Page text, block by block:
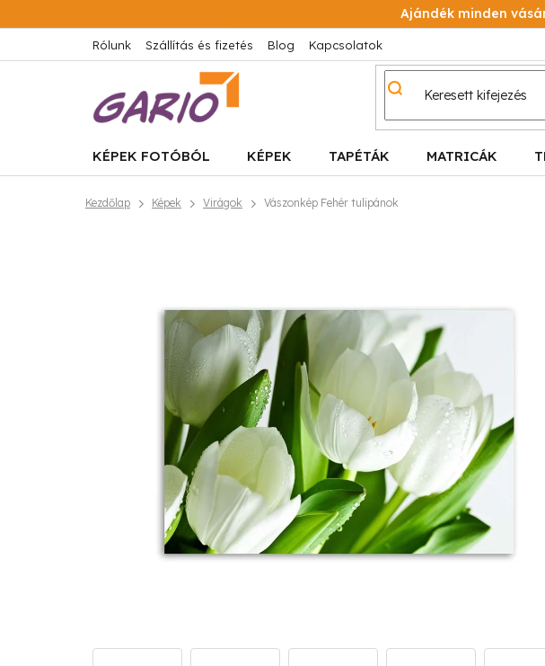
a
tartalomhoz
Ajándék minden
Rólunk Szállítás és fizetés Blog Kapcsolatok
KÉPEK FOTÓBÓL KÉPEK TAPÉTÁK MATRICÁK
Kezdőlap Képek Virágok Vászonkép Fehér tulipánok